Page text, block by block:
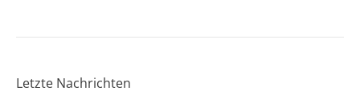
Letzte Nachrichten